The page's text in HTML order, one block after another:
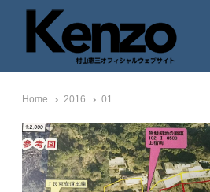
七転八起 – 村山憲三
村山憲三ウェブサイト
Home 2016 01